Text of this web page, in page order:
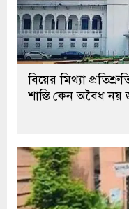
বিয়ের মিথ্যা
শাস্তি কেন অবৈধ নয়